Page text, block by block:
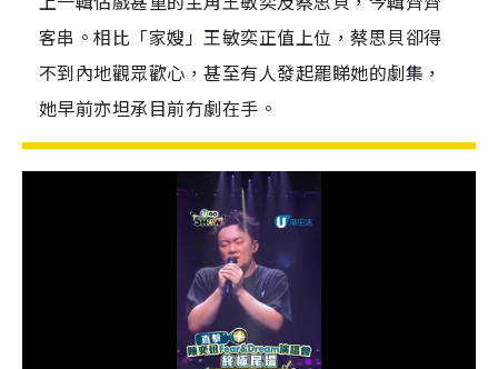
客串。相比「家嫂」王敏奕正值上位，蔡思貝卻得
不到內地觀眾歡心，甚至有人發起罷睇她的劇集，
她早前亦坦承目前冇劇在手。